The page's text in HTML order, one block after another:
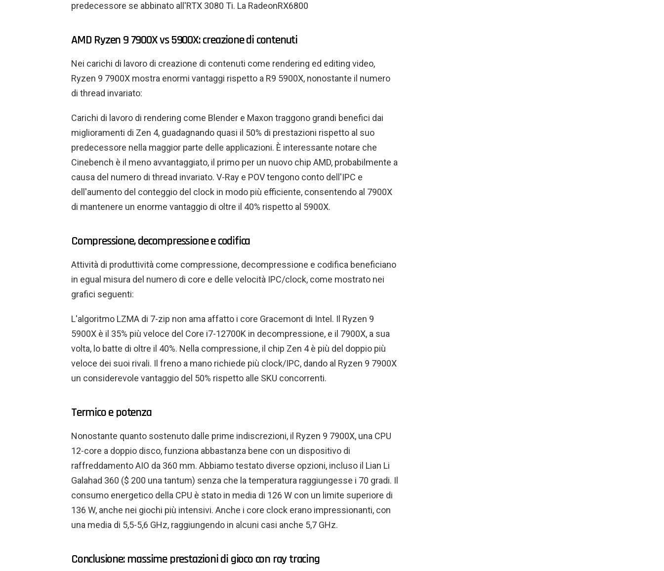
predecessore se abbinato all'RTX 3080 Ti. La RadeonRX6800
AMD Ryzen 9 7900X vs 5900X: creazione di contenuti
Nei carichi di lavoro di creazione di contenuti come rendering ed editing video,
Ryzen 9 7900X mostra enormi vantaggi rispetto a R9 5900X, nonostante il numero
di thread invariato:
Carichi di lavoro di rendering come Blender e Maxon traggono grandi benefici dai
miglioramenti di Zen 4, guadagnando quasi il 50% di prestazioni rispetto al suo
predecessore nella maggior parte delle applicazioni. È interessante notare che
Cinebench è il meno avvantaggiato, il primo per un nuovo chip AMD, probabilmente a
causa del numero di thread invariato. V-Ray e POV tengono conto dell'IPC e
dell'aumento del conteggio del clock in modo più efficiente, consentendo al 7900X
di mantenere un enorme vantaggio di oltre il 40% rispetto al 5900X.
Compressione, decompressione e codifica
Attività di produttività come compressione, decompressione e codifica beneficiano
in egual misura del numero di core e delle velocità IPC/clock, come mostrato nei
grafici seguenti:
L'algoritmo LZMA di 7-zip non ama affatto i core Gracemont di Intel. Il Ryzen 9
5900X è il 35% più veloce del Core i7-12700K in decompressione, e il 7900X, a sua
volta, lo batte di oltre il 40%. Nella compressione, il chip Zen 4 è più del doppio più
veloce dei suoi rivali. Il freno a mano richiede più clock/IPC, dando al Ryzen 9 7900X
un considerevole vantaggio del 50% rispetto alle SKU concorrenti.
Termico e potenza
Nonostante quanto sostenuto dalle prime indiscrezioni, il Ryzen 9 7900X, una CPU
12-core a doppio disco, funziona abbastanza bene con un dispositivo di
raffreddamento AIO da 360 mm. Abbiamo testato diverse opzioni, incluso il Lian Li
Galahad 360 ($ 200 una tantum) senza che la temperatura raggiungesse i 70 gradi. Il
consumo energetico della CPU è stato in media di 126 W con un limite superiore di
136 W, anche nei giochi più intensivi. Anche i core clock erano impressionanti, con
una media di 5,5-5,6 GHz, raggiungendo in alcuni casi anche 5,7 GHz.
Conclusione: massime prestazioni di gioco con ray tracing